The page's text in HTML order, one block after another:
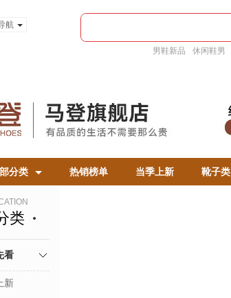
航
男鞋新品 休闲鞋男
分类 热销榜单 当季上新 靴子类
类
看
新